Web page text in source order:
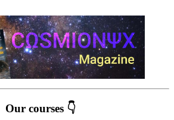
Our courses 👇